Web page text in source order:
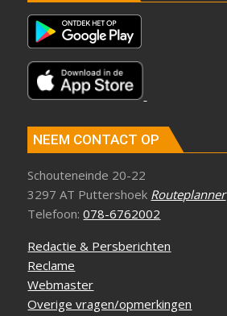
NEEM CONTACT OP
Schouteneinde 20-22
3297 AT Puttershoek Routeplanner
Telefoon:078-6762002
Redactie & Persberichten
Reclame
Webmaster
Overige vragen/opmerkingen